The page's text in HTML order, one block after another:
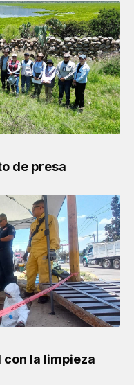
de presa
la limpieza